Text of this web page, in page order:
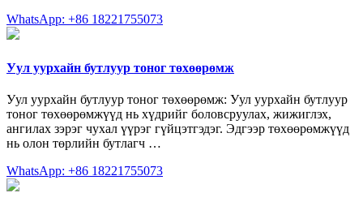
WhatsApp: +86 18221755073
Уул уурхайн бутлуур тоног төхөөрөмж
Уул уурхайн бутлуур тоног төхөөрөмж: Уул уурхайн бутлуур
тоног төхөөрөмжүүд нь хүдрийг боловсруулах, жижиглэх,
ангилах зэрэг чухал үүрэг гүйцэтгэдэг. Эдгээр төхөөрөмжүүд
нь олон төрлийн бутлагч …
WhatsApp: +86 18221755073